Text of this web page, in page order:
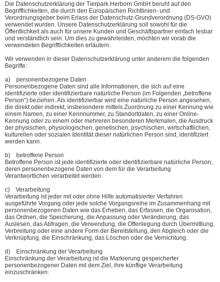
Die Datenschutzerklärung der Tierpark Herborn GmbH beruht auf den
Begrifflichkeiten, die durch den Europäischen Richtlinien- und
Verordnungsgeber beim Erlass der Datenschutz-Grundverordnung (DS-GVO)
verwendet wurden. Unsere Datenschutzerklärung soll sowohl für die
Öffentlichkeit als auch für unsere Kunden und Geschäftspartner einfach lesbar
und verständlich sein. Um dies zu gewährleisten, möchten wir vorab die
verwendeten Begrifflichkeiten erläutern.
Wir verwenden in dieser Datenschutzerklärung unter anderem die folgenden
Begriffe:
a) personenbezogene Daten
Personenbezogene Daten sind alle Informationen, die sich auf eine
identifizierte oder identifizierbare natürliche Person (im Folgenden „betroffene
Person“) beziehen. Als identifizierbar wird eine natürliche Person angesehen,
die direkt oder indirekt, insbesondere mittels Zuordnung zu einer Kennung wie
einem Namen, zu einer Kennnummer, zu Standortdaten, zu einer Online-
Kennung oder zu einem oder mehreren besonderen Merkmalen, die Ausdruck
der physischen, physiologischen, genetischen, psychischen, wirtschaftlichen,
kulturellen oder sozialen Identität dieser natürlichen Person sind, identifiziert
werden kann.
b) betroffene Person
Betroffene Person ist jede identifizierte oder identifizierbare natürliche Person,
deren personenbezogene Daten von dem für die Verarbeitung
Verantwortlichen verarbeitet werden.
c) Verarbeitung
Verarbeitung ist jeder mit oder ohne Hilfe automatisierter Verfahren
ausgeführte Vorgang oder jede solche Vorgangsreihe im Zusammenhang mit
personenbezogenen Daten wie das Erheben, das Erfassen, die Organisation,
das Ordnen, die Speicherung, die Anpassung oder Veränderung, das
Auslesen, das Abfragen, die Verwendung, die Offenlegung durch Übermittlung,
Verbreitung oder eine andere Form der Bereitstellung, den Abgleich oder die
Verknüpfung, die Einschränkung, das Löschen oder die Vernichtung.
d) Einschränkung der Verarbeitung
Einschränkung der Verarbeitung ist die Markierung gespeicherter
personenbezogener Daten mit dem Ziel, ihre künftige Verarbeitung
einzuschränken.